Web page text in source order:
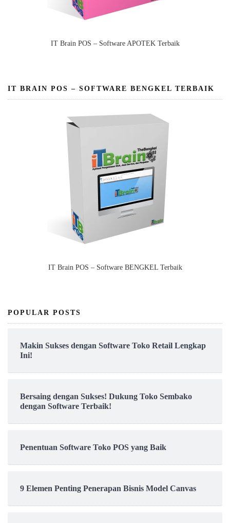
IT Brain POS – Software APOTEK Terbaik
IT BRAIN POS – SOFTWARE BENGKEL TERBAIK
IT Brain POS – Software BENGKEL Terbaik
POPULAR POSTS
Makin Sukses dengan Software Toko Retail Lengkap
Ini!
Bersaing dengan Sukses! Dukung Toko Sembako
dengan Software Terbaik!
Penentuan Software Toko POS yang Baik
9 Elemen Penting Penerapan Bisnis Model Canvas